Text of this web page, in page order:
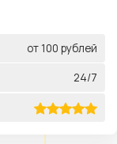
от 100 рублей
24/7